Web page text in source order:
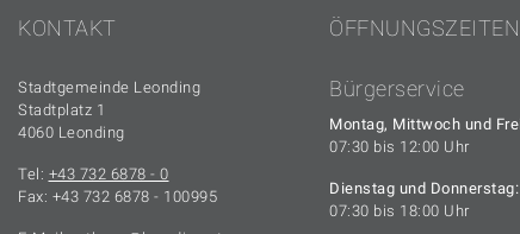
KONTAKT
Stadtgemeinde Leonding
Stadtplatz 1
4060 Leonding
Tel: +43 732 6878 - 0
Fax: +43 732 6878 - 100995
ÖFFNUNGSZEITEN
Bürgerservice
Montag, Mittwoch und
07:30 bis 12:00 Uhr
Dienstag und Donnerstag:
07:30 bis 18:00 Uhr